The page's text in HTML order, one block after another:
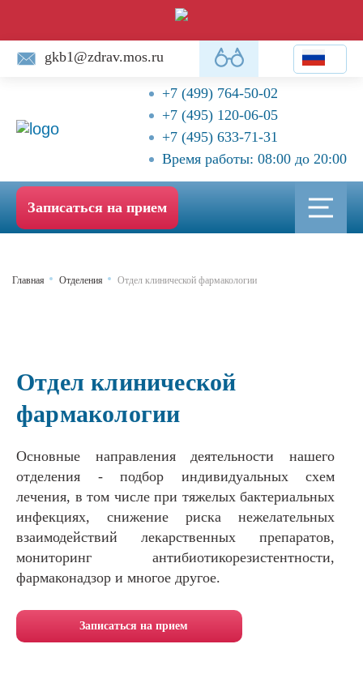
gkb1@zdrav.mos.ru
+7 (499) 764-50-02
+7 (495) 120-06-05
+7 (495) 633-71-31
Время работы: 08:00 до 20:00
Записаться на прием
Главная Отделения Отдел клинической фармакологии
Отдел клинической
фармакологии
Основные направления деятельности нашего
отделения - подбор индивидуальных схем
лечения, в том числе при тяжелых бактериальных
инфекциях, снижение риска нежелательных
взаимодействий лекарственных препаратов,
мониторинг антибиотикорезистентности,
фармаконадзор и многое другое.
Записаться на прием